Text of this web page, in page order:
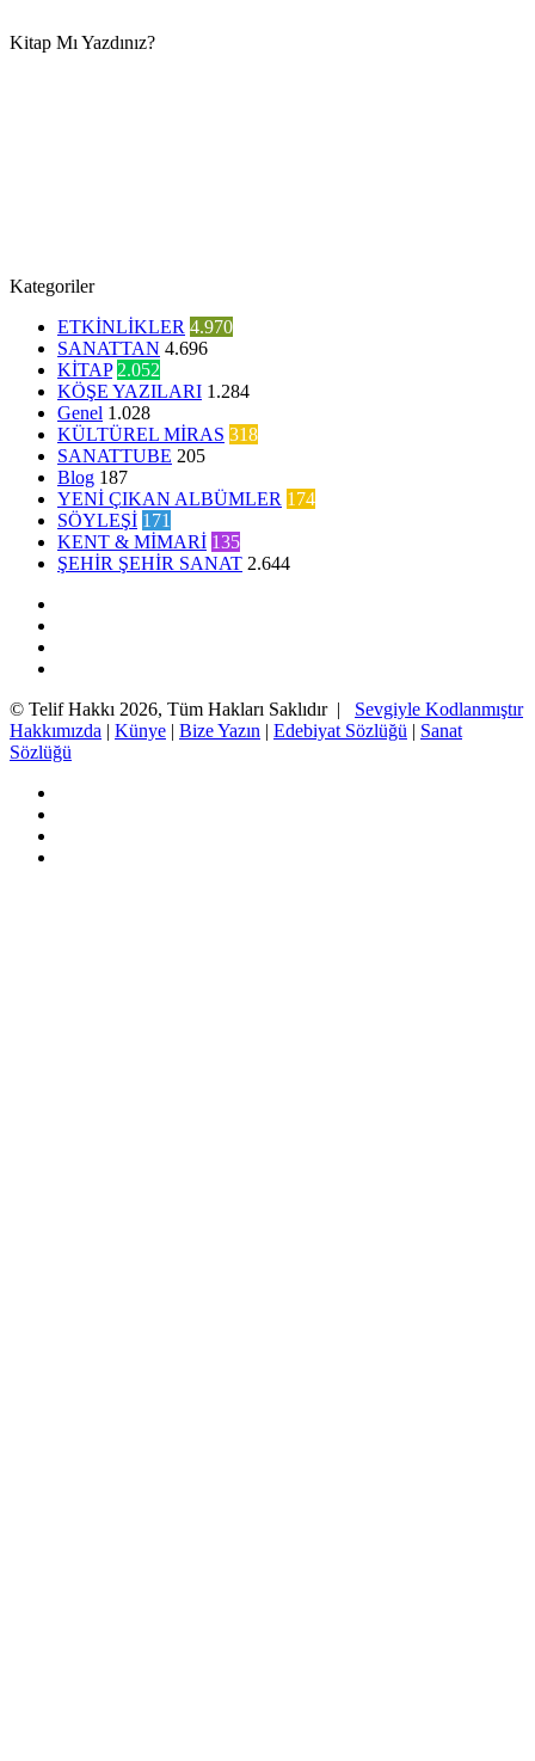
Kitap Mı Yazdınız?
Kategoriler
ETKİNLİKLER 4.970
SANATTAN 4.696
KİTAP 2.052
KÖŞE YAZILARI 1.284
Genel 1.028
KÜLTÜREL MİRAS 318
SANATTUBE 205
Blog 187
YENİ ÇIKAN ALBÜMLER 174
SÖYLEŞİ 171
KENT & MİMARİ 135
ŞEHİR ŞEHİR SANAT 2.644
© Telif Hakkı 2026, Tüm Hakları Saklıdır | Sevgiyle Kodlanmıştır
Hakkımızda | Künye | Bize Yazın | Edebiyat Sözlüğü | Sanat
Sözlüğü